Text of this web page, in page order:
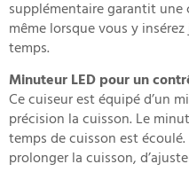
supplémentaire garantit
même lorsque vous y
temps.
Minuteur LED pour un
Ce cuiseur est équipé d’un
précision la cuisson. Le
temps de cuisson est
prolonger la cuisson,